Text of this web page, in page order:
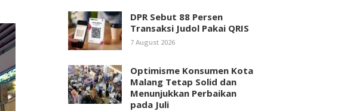
DPR Sebut 88 Persen
Transaksi Judol Pakai QRIS
7 August 2026
Optimisme Konsumen Kota
Malang Tetap Solid dan
Menunjukkan Perbaikan
pada Juli